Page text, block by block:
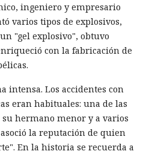
ingeniero y empresario
varios tipos de explosivos,
"gel explosivo", obtuvo
con la fabricación de
intensa. Los accidentes con
eran habituales: una de las
su hermano menor y a varios
la reputación de quien
En la historia se recuerda a